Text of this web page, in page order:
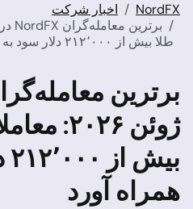
NordFX
اخبار شرکت
طلا بیش از ۲۱۲٬۰۰۰ دلار سود به همراه آورد
ژوئن
همراه آورد